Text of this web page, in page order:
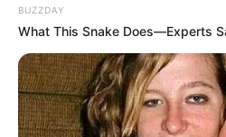
BUZZDAY
What This Snake Does—Experts